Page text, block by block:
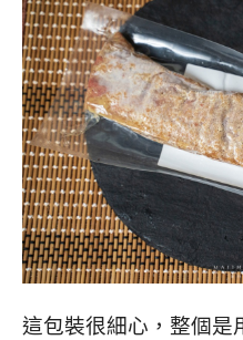
這包裝很細心，整個是